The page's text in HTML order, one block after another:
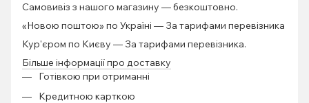
Самовивіз з нашого магазину — безкоштовно.
«Новою поштою» по Україні — За тарифами перевізника
Кур'єром по Києву — За тарифами перевізника.
Більше інформації про доставку
Готівкою при отриманні
Кредитною карткою